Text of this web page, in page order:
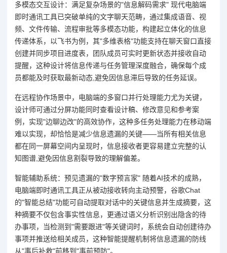
多模态交互设计：满足复杂场景的"信息解码需求" 现代电脑端
即时通讯工具已突破单纯的文字聊天范畴，通过集成语音、视
频、文件传输、流程审批等多模态功能，构建起立体化的信息
传递体系，以飞书为例，其"多维表格"功能支持在聊天窗口直接
创建并同步项目进度表，团队成员可实时更新状态并接收自动
提醒，这种设计将信息传递与任务管理深度融合，确保每个成
员都能及时获取最新动态,避免因信息滞后导致的任务延误。
在远程协作场景中，电脑端的多窗口并行处理能力尤为关键，
设计师可通过分屏功能同时查看设计稿、修改意见和参考案
例，实现"边聊边改"的高效协作，这种多任务处理能力在移动端
难以实现，却恰恰是减少信息遗漏的关键——当所有相关信息
都在同一屏幕空间内呈现时，信息接收者更容易建立完整的认
知图谱,避免因信息割裂导致的理解偏差。
智能辅助系统：预见遗漏的"数字预言家" 随着AI技术的成熟，
电脑端即时通讯工具正从被动接收转向主动预警，谷歌Chat
的"智能总结"功能可自动提取对话中的关键信息并生成摘要，这
种摘要不仅包含事实性信息，更通过语义分析识别出隐含的待
办事项，当检测到"需要跟进"等关键词时，系统会自动创建待办
事项并推送给相关成员，这种智能提醒机制将信息遗漏的防线
从"事后补救"前移到"事前预防"。